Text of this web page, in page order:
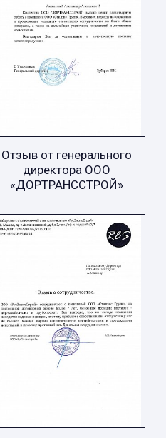
Отзыв от генерального
директора ООО
«ДОРТРАНССТРОЙ»